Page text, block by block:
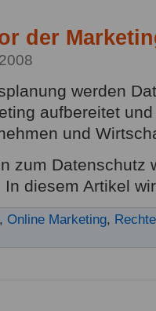
der
werden
aufbereitet
und
zum Datenschutz
In diesem Artikel
, Online Marketing,